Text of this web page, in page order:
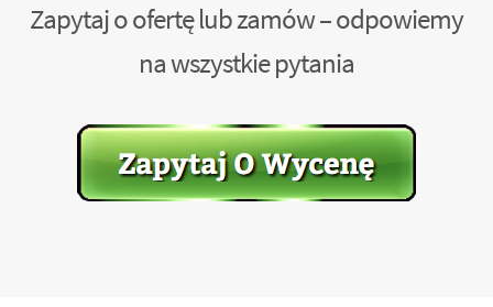
Zapytaj o ofertę lub zamów – odpowiemy
na wszystkie pytania